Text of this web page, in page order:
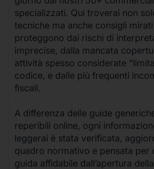
specializzati. Qui troverai non
tecniche ma anche consigli
proteggono dai rischi di
imprecise, dalla mancata
attività spesso considerate
codice, e dalle più frequenti
fiscali.
A differenza delle guide
reperibili online, ogni
leggerai è stata verificata,
quadro normativo e pensata per
guida affidabile dall’apertura